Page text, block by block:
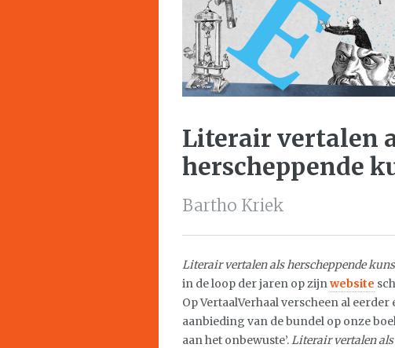
Literair vertalen
herscheppende
Bartho Kriek
Literair vertalen als herscheppende
in de loop der jaren op zijnwebsite
Op VertaalVerhaal verscheen al eerder
aanbieding van de bundel op onze
aan het onbewuste’.Literair vertalen